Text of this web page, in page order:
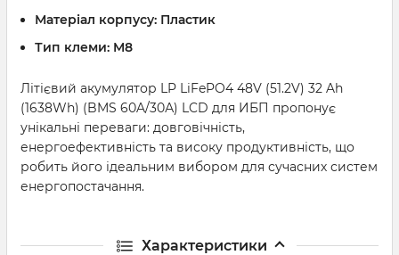
Матеріал корпусу: Пластик
Тип клеми: M8
Літієвий акумулятор LP LiFePO4 48V (51.2V) 32 Ah
(1638Wh) (BMS 60A/30А) LCD для ИБП пропонує
унікальні переваги: довговічність,
енергоефективність та високу продуктивність, що
робить його ідеальним вибором для сучасних систем
енергопостачання.
Характеристики